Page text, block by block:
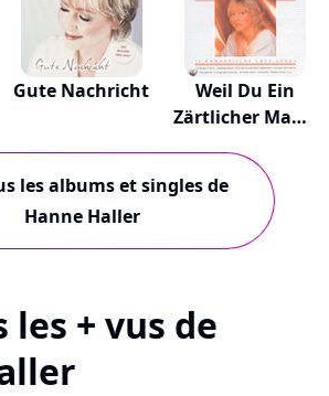
Gute Nachricht
Weil Du Ein
Zärtlicher Mann
les albums et singles de
Hanne Haller
+ vus de